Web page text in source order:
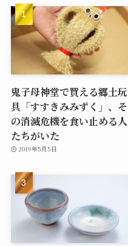
鬼子母神堂で買える郷土玩
具「すすきみみずく」、そ
の消滅危機を食い止める人
たちがいた
2019年5月5日